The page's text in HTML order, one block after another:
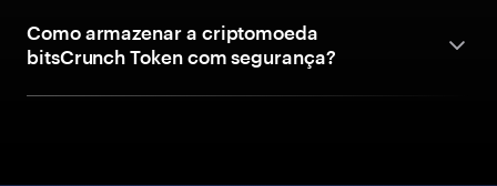
Como armazenar a criptomoeda
bitsCrunch Token com segurança?